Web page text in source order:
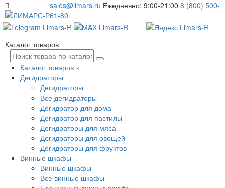
sales@limars.ru Ежедневно: 9:00-21:00 8 (800) 500-
61-80
Каталог товаров
Каталог товаров ×
Дегидраторы
Дегидраторы
Все дегидраторы
Дегидратор для дома
Дегидратор для пастилы
Дегидраторы для мяса
Дегидраторы для овощей
Дегидраторы для фруктов
Винные шкафы
Винные шкафы
Все винные шкафы